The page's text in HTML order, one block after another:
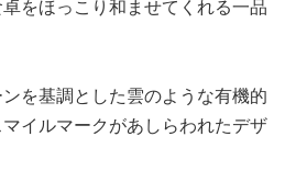
をほっこり和ませてくれる一品
を基調とした雲のような有機的
イルマークがあしらわれたデザ